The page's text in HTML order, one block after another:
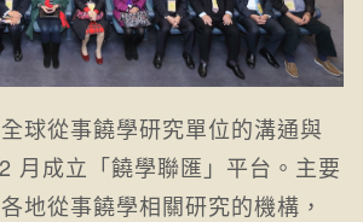
球從事饒學研究單位的溝通與
月成立「饒學聯匯」平台。主要
地從事饒學相關研究的機構，